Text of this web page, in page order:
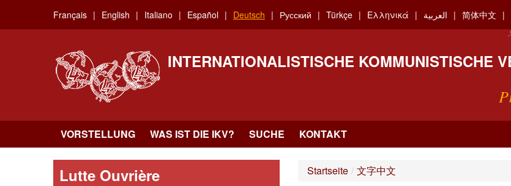
main
Français English Italiano Español Deutsch Русский Türkçe Ελληνικά العربية 简体中文
INTERNATIONALISTISCHE KOMMUNISTISCHE
VORSTELLUNG WAS IST DIE IKV? SUCHE KONTAKT
Lutte Ouvrière Startseite / 文字中文